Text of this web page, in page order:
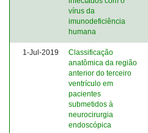
vírus da
imunodeficiência
humana
1-Jul-2019
Classificação
anatômica da região
anterior do terceiro
ventrículo em
pacientes
submetidos à
neurocirurgia
endoscópica